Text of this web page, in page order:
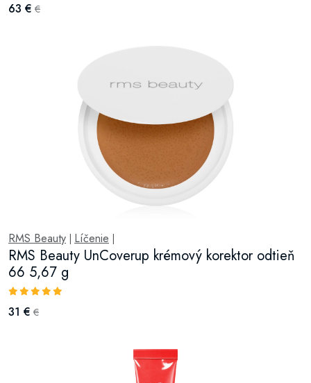
63 € €
RMS Beauty Líčenie
RMS Beauty UnCoverup krémový korektor odtieň
66 5,67 g
31 € €